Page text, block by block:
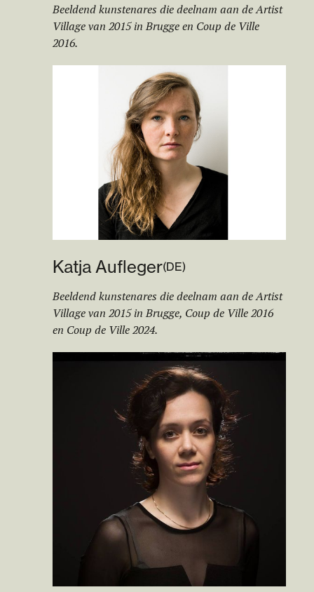
Beeldend kunstenares die deelnam aan de Artist
Village van 2015 in Brugge en Coup de Ville
2016.
Katja Aufleger(DE)
Beeldend kunstenares die deelnam aan de Artist
Village van 2015 in Brugge, Coup de Ville 2016
en Coup de Ville 2024.